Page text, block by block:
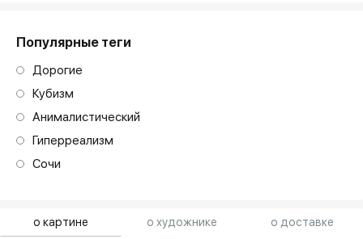
о картине о художнике о доставке
Популярные теги
Дорогие
Кубизм
Анималистический
Гиперреализм
Сочи